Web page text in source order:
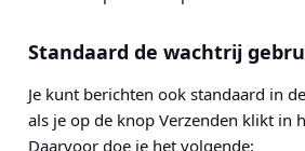
Standaard de wachtrij
Je kunt berichten ook standaard in
als je op de knop Verzenden klikt in
Daarvoor doe je het volgende: